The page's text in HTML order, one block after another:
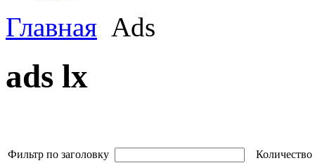
Главная Ads
ads lx
Фильтр по заголовку